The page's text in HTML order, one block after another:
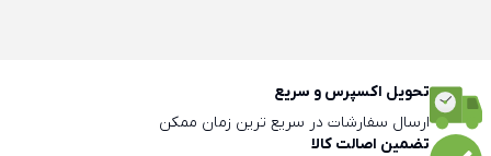
تحویل اکسپرس و سریع
ارسال سفارشات در سریع ترین زمان ممکن
تضمین اصالت کالا